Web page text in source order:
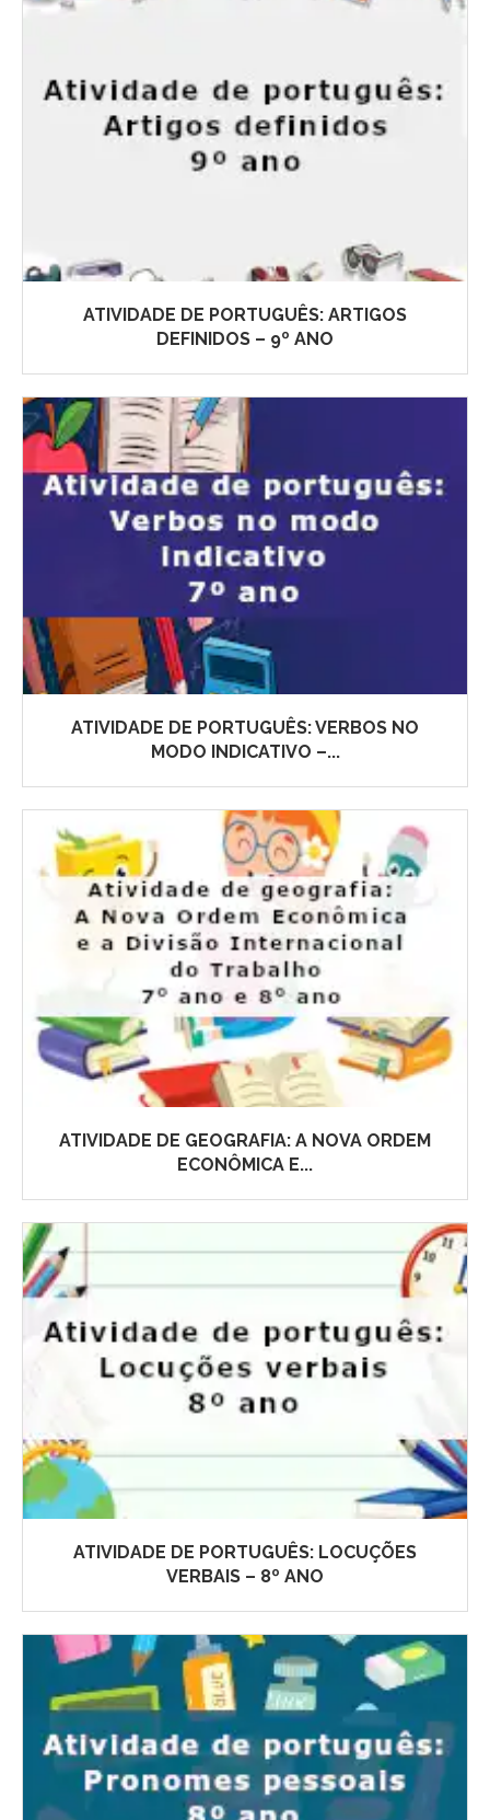
ATIVIDADE DE PORTUGUÊS: ARTIGOS
DEFINIDOS – 9º ANO
ATIVIDADE DE PORTUGUÊS: VERBOS NO
MODO INDICATIVO –...
ATIVIDADE DE GEOGRAFIA: A NOVA ORDEM
ECONÔMICA E...
ATIVIDADE DE PORTUGUÊS: LOCUÇÕES
VERBAIS – 8º ANO